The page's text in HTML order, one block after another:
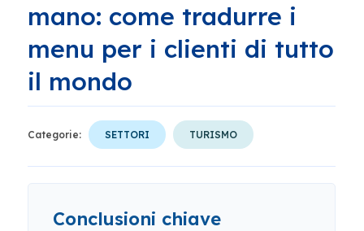
mano: come tradurre i
menu per i clienti di tutto
il mondo
Categorie: SETTORI TURISMO
Conclusioni chiave